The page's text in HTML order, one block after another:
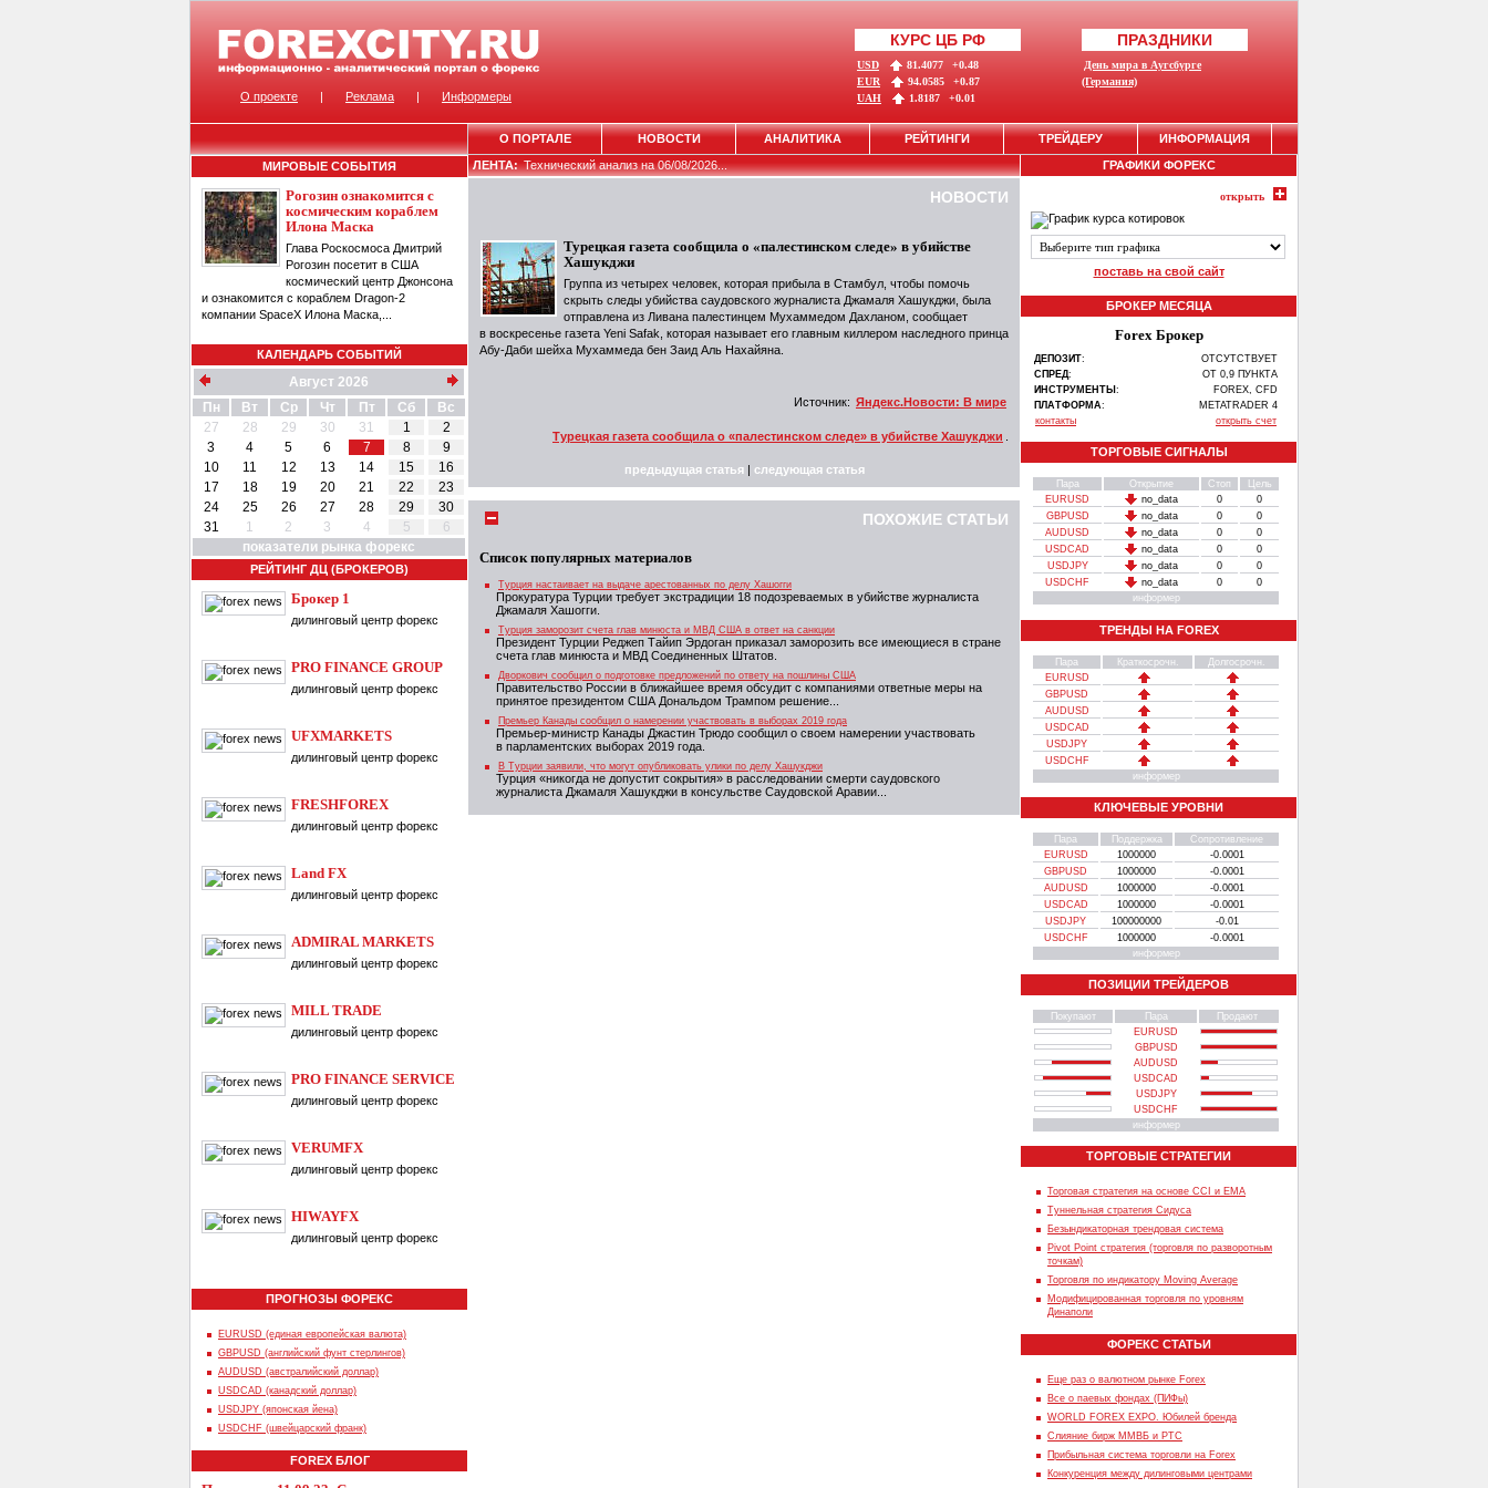
МИРОВЫЕ СОБЫТИЯ
Рогозин ознакомится с
космическим кораблем
Илона Маска
Глава Роскосмоса Дмитрий
Рогозин посетит в США
космический центр Джонсона
и ознакомится с кораблем Dragon-2
компании SpaceX Илона Маска,...
КАЛЕНДАРЬ СОБЫТИЙ
Август 2026
Пн
Вт Ср Чт Пт Сб
Вс
27
28 29 30 31 1
2
3
4 5 6 7 8
9
10
11 12 13 14 15
16
17
18 19 20 21 22
23
24
25 26 27 28 29
30
31
1 2 3 4 5
6
показатели рынка форекс
РЕЙТИНГ ДЦ (БРОКЕРОВ)
Брокер 1
дилинговый центр форекс
PRO FINANCE GROUP
дилинговый центр форекс
UFXMARKETS
дилинговый центр форекс
FRESHFOREX
дилинговый центр форекс
Land FX
дилинговый центр форекс
ADMIRAL MARKETS
дилинговый центр форекс
MILL TRADE
дилинговый центр форекс
PRO FINANCE SERVICE
дилинговый центр форекс
VERUMFX
дилинговый центр форекс
HIWAYFX
дилинговый центр форекс
ПРОГНОЗЫ ФОРЕКС
EURUSD (единая европейская валюта)
GBPUSD (английский фунт стерлингов)
AUDUSD (австралийский доллар)
USDCAD (канадский доллар)
USDJPY (японская йена)
USDCHF (швейцарский франк)
FOREX БЛОГ
ЛЕНТА:Технический анализ на 06/08/2026...
НОВОСТИ
Турецкая газета сообщила о «палестинском следе» в убийстве
Хашукджи
Группа из четырех человек, которая прибыла в Стамбул, чтобы помочь
скрыть следы убийства саудовского журналиста Джамаля Хашукджи, была
отправлена из Ливана палестинцем Мухаммедом Дахланом, сообщает
в воскресенье газета Yeni Safak, которая называет его главным киллером наследного принца
Абу-Даби шейха Мухаммеда бен Заид Аль Нахайяна.
Источник: Яндекс.Новости: В мире
Турецкая газета сообщила о «палестинском следе» в убийстве Хашукджи
предыдущая статья| следующая статья
ПОХОЖИЕ СТАТЬИ
Список популярных материалов
Турция настаивает на выдаче арестованных по делу Хашогги
Прокуратура Турции требует экстрадиции 18 подозреваемых в убийстве журналиста
Джамаля Хашогги.
Турция заморозит счета глав минюста и МВД США в ответ на санкции
Президент Турции Реджеп Тайип Эрдоган приказал заморозить все имеющиеся в стране
счета глав минюста и МВД Соединенных Штатов.
Дворкович сообщил о подготовке предложений по ответу на пошлины США
Правительство России в ближайшее время обсудит с компаниями ответные меры на
принятое президентом США Дональдом Трампом решение...
Премьер Канады сообщил о намерении участвовать в выборах 2019 года
Премьер-министр Канады Джастин Трюдо сообщил о своем намерении участвовать
в парламентских выборах 2019 года.
В Турции заявили, что могут опубликовать улики по делу Хашукджи
Турция «никогда не допустит сокрытия» в расследовании смерти саудовского
журналиста Джамаля Хашукджи в консульстве Саудовской Аравии...
ГРАФИКИ ФОРЕКС
открыть
поставь на свой сайт
БРОКЕР МЕСЯЦА
Forex Брокер
ДЕПОЗИТ:
ОТСУТСТВУЕТ
СПРЕД:
ОТ 0,9 ПУНКТА
ИНСТРУМЕНТЫ :
FOREX, CFD
ПЛАТФОРМА:
METATRADER 4
контакты
открыть счет
ТОРГОВЫЕ СИГНАЛЫ
Пара Открытие Стоп
Цель
EURUSD
no_data 0
0
GBPUSD
no_data 0
0
AUDUSD
no_data 0
0
USDCAD
no_data 0
0
USDJPY
no_data 0
0
USDCHF
no_data 0
0
информер
ТРЕНДЫ НА FOREX
Пара Краткосрочн.
Долгосрочн.
EURUSD
GBPUSD
AUDUSD
USDCAD
USDJPY
USDCHF
информер
КЛЮЧЕВЫЕ УРОВНИ
Пара Поддержка
Сопротивление
EURUSD
1000000
-0.0001
GBPUSD
1000000
-0.0001
AUDUSD
1000000
-0.0001
USDCAD
1000000
-0.0001
USDJPY
100000000
-0.01
USDCHF
1000000
-0.0001
информер
ПОЗИЦИИ ТРЕЙДЕРОВ
Покупают Пара
Продают
EURUSD
GBPUSD
AUDUSD
USDCAD
USDJPY
USDCHF
информер
ТОРГОВЫЕ СТРАТЕГИИ
Торговая стратегия на основе CCI и EMA
Туннельная стратегия Сидуса
Безындикаторная трендовая система
Pivot Point стратегия (торговля по разворотным
точкам)
Торговля по индикатору Moving Average
Модифицированная торговля по уровням
Динаполи
ФОРЕКС СТАТЬИ
Еще раз о валютном рынке Forex
Все о паевых фондах (ПИФы)
WORLD FOREX EXPO. Юбилей бренда
Слияние бирж ММВБ и РТС
Прибыльная система торговли на Forex
Конкуренция между дилинговыми центрами
О проекте | Реклама | Информеры
КУРС ЦБ РФ
USD 81.4077
+0.48
EUR
94.0585
+0.87
UAH
1.8187 +0.01
ПРАЗДНИКИ
День мира в Аугсбурге
(Германия)
О ПОРТАЛЕ НОВОСТИ АНАЛИТИКА РЕЙТИНГИ ТРЕЙДЕРУ ИНФОРМАЦИЯ